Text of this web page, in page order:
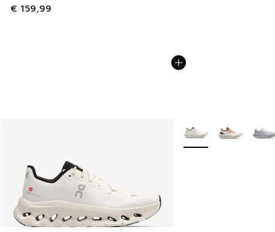
€ 159,99
Weitere Farben